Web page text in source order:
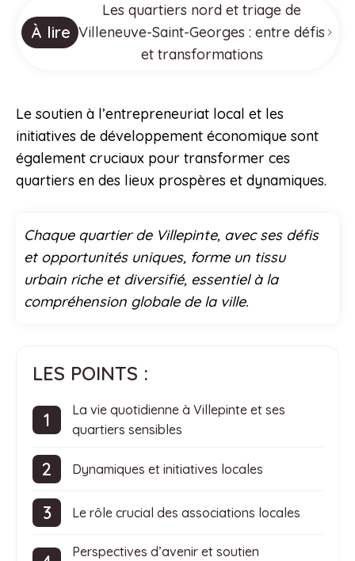
À lire
Les quartiers nord et triage de
Villeneuve-Saint-Georges : entre défis
et transformations
Le soutien à l’entrepreneuriat local et les
initiatives de développement économique sont
également cruciaux pour transformer ces
quartiers en des lieux prospères et dynamiques.
Chaque quartier de Villepinte, avec ses défis
et opportunités uniques, forme un tissu
urbain riche et diversifié, essentiel à la
compréhension globale de la ville.
LES POINTS :
La vie quotidienne à Villepinte et ses
quartiers sensibles
Dynamiques et initiatives locales
Le rôle crucial des associations locales
Perspectives d’avenir et soutien